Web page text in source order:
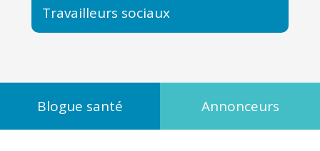
Travailleurs sociaux
Blogue santé Annonceurs